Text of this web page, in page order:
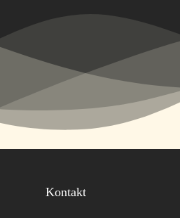
Kontakt